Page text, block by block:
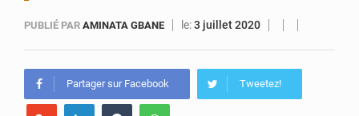
PUBLIÉ PAR AMINATA GBANE le:3 juillet 2020
Partager sur Facebook Tweetez!